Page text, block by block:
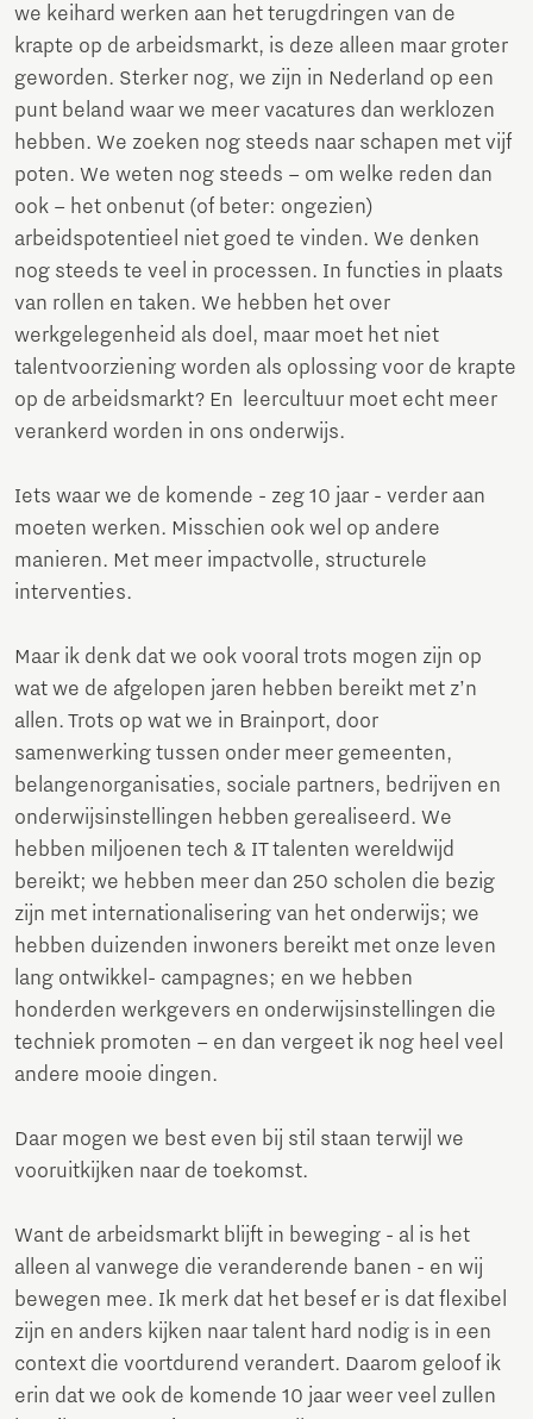
we keihard werken aan het terugdringen van de
krapte op de arbeidsmarkt, is deze alleen maar groter
geworden. Sterker nog, we zijn in Nederland op een
punt beland waar we meer vacatures dan werklozen
hebben. We zoeken nog steeds naar schapen met vijf
poten. We weten nog steeds – om welke reden dan
ook – het onbenut (of beter: ongezien)
arbeidspotentieel niet goed te vinden. We denken
nog steeds te veel in processen. In functies in plaats
van rollen en taken. We hebben het over
werkgelegenheid als doel, maar moet het niet
talentvoorziening worden als oplossing voor de krapte
op de arbeidsmarkt? En leercultuur moet echt meer
verankerd worden in ons onderwijs.
Iets waar we de komende - zeg 10 jaar - verder aan
moeten werken. Misschien ook wel op andere
manieren. Met meer impactvolle, structurele
interventies.
Maar ik denk dat we ook vooral trots mogen zijn op
wat we de afgelopen jaren hebben bereikt met z’n
allen. Trots op wat we in Brainport, door
samenwerking tussen onder meer gemeenten,
belangenorganisaties, sociale partners, bedrijven en
onderwijsinstellingen hebben gerealiseerd. We
hebben miljoenen tech & IT talenten wereldwijd
bereikt; we hebben meer dan 250 scholen die bezig
zijn met internationalisering van het onderwijs; we
hebben duizenden inwoners bereikt met onze leven
lang ontwikkel- campagnes; en we hebben
honderden werkgevers en onderwijsinstellingen die
techniek promoten – en dan vergeet ik nog heel veel
andere mooie dingen.
Daar mogen we best even bij stil staan terwijl we
vooruitkijken naar de toekomst.
Want de arbeidsmarkt blijft in beweging - al is het
alleen al vanwege die veranderende banen - en wij
bewegen mee. Ik merk dat het besef er is dat flexibel
zijn en anders kijken naar talent hard nodig is in een
context die voortdurend verandert. Daarom geloof ik
erin dat we ook de komende 10 jaar weer veel zullen